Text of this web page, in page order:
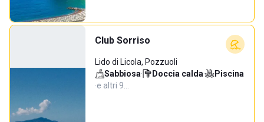
Club Sorriso
Lido di Licola, Pozzuoli
Sabbiosa· Doccia calda·
Piscina
·e altri 9…